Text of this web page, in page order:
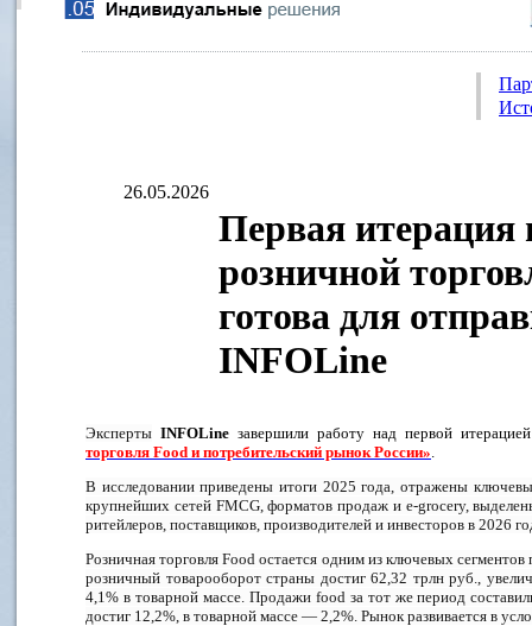
26.05.2026
Первая итерация
розничной
готова для
INFOLine
Эксперты INFOLine завершили работу над первой
торговля Food и потребительский рынок России».
В исследовании приведены итоги 2025 года, отражены
крупнейших сетей FMCG, форматов продаж и e-grocery,
ритейлеров, поставщиков, производителей и инвесторов в 2026
Розничная торговля Food остается одним из ключевых
розничный товарооборот страны достиг 62,32 трлн руб.,
4,1% в товарной массе. Продажи food за тот же период
достиг 12,2%, в товарной массе — 2,2%. Рынок развивается в